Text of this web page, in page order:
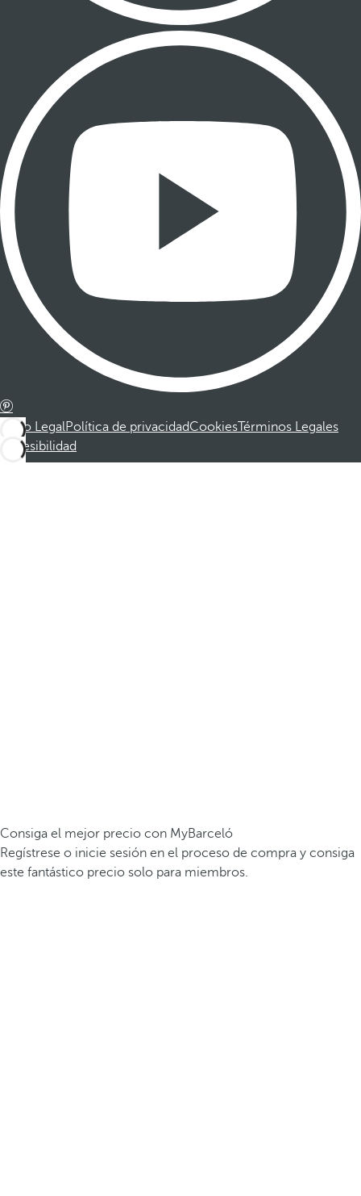
Aviso LegalPolítica de privacidadCookiesTérminos Legales
Accesibilidad
Consiga el mejor precio con MyBarceló
Regístrese o inicie sesión en el proceso de compra y consiga
este fantástico precio solo para miembros.